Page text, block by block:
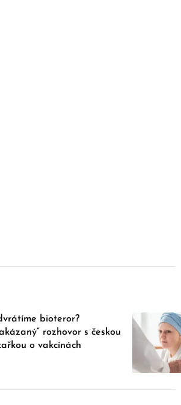
bioteror?
rozhovor s českou
o vakcínách